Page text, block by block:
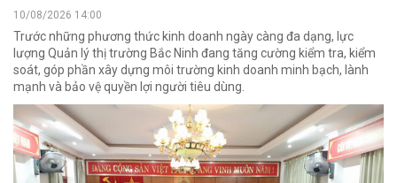
10/08/2026 14:00
Trước những phương thức kinh doanh ngày càng đa dạng, lực
lượng Quản lý thị trường Bắc Ninh đang tăng cường kiểm tra, kiểm
soát, góp phần xây dựng môi trường kinh doanh minh bạch, lành
mạnh và bảo vệ quyền lợi người tiêu dùng.